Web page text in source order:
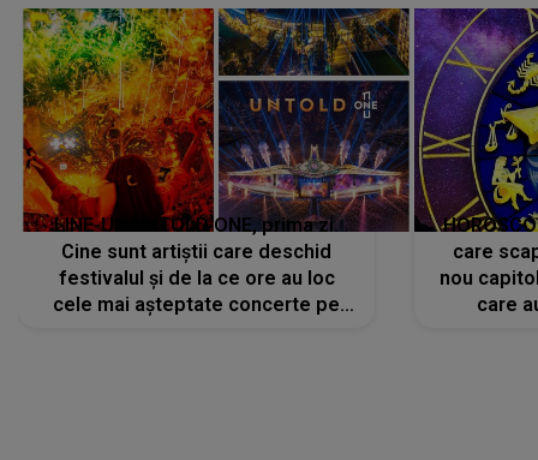
LINE-UP UNTOLD ONE, prima zi.
Cine sunt artiștii care deschid
festivalul și de la ce ore au loc
cele mai așteptate concerte pe
care
nou
care